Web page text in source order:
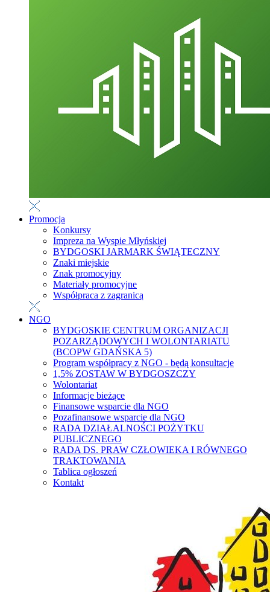
Promocja
Konkursy
Impreza na Wyspie Młyńskiej
BYDGOSKI JARMARK ŚWIĄTECZNY
Znaki miejskie
Znak promocyjny
Materiały promocyjne
Współpraca z zagranicą
NGO
BYDGOSKIE CENTRUM ORGANIZACJI
POZARZĄDOWYCH I WOLONTARIATU
(BCOPW GDAŃSKA 5)
Program współpracy z NGO - będą konsultacje
1,5% ZOSTAW W BYDGOSZCZY
Wolontariat
Informacje bieżące
Finansowe wsparcie dla NGO
Pozafinansowe wsparcie dla NGO
RADA DZIAŁALNOŚCI POŻYTKU
PUBLICZNEGO
RADA DS. PRAW CZŁOWIEKA I RÓWNEGO
TRAKTOWANIA
Tablica ogłoszeń
Kontakt